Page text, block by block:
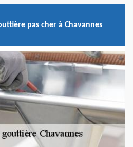
pas cher à Chavannes